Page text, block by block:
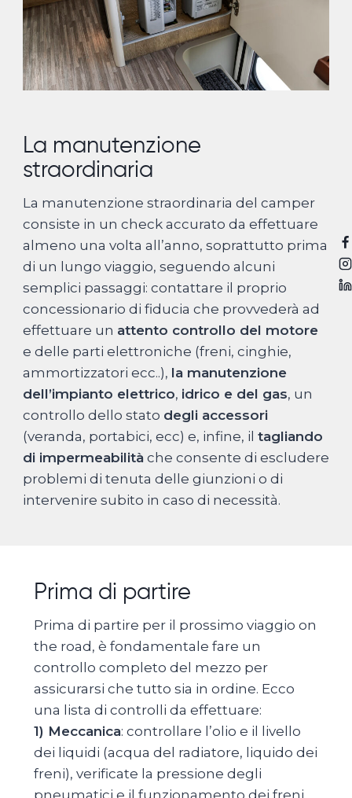
La manutenzione
straordinaria
La manutenzione straordinaria del camper
consiste in un check accurato da effettuare
almeno una volta all’anno, soprattutto prima
di un lungo viaggio, seguendo alcuni
semplici passaggi: contattare il proprio
concessionario di fiducia che provvederà ad
effettuare un attento controllo del motore
e delle parti elettroniche (freni, cinghie,
ammortizzatori ecc..), la manutenzione
dell’impianto elettrico, idrico e del gas, un
controllo dello stato degli accessori
(veranda, portabici, ecc) e, infine, il tagliando
di impermeabilitàche consente di escludere
problemi di tenuta delle giunzioni o di
intervenire subito in caso di necessità.
Prima di partire
Prima di partire per il prossimo viaggio on
the road, è fondamentale fare un
controllo completo del mezzo per
assicurarsi che tutto sia in ordine. Ecco
una lista di controlli da effettuare:
1) Meccanica: controllare l’olio e il livello
dei liquidi (acqua del radiatore, liquido dei
freni), verificate la pressione degli